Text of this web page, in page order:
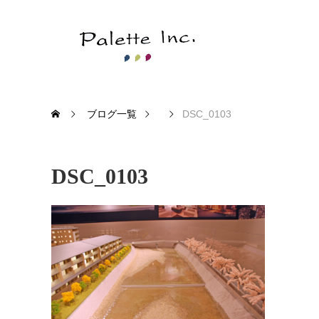
ブログ一覧 DSC_0103
DSC_0103